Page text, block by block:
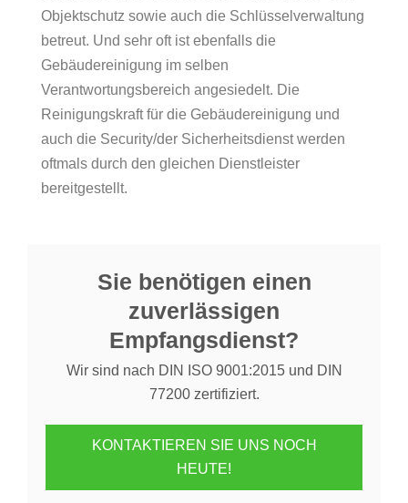
Objektschutz sowie auch die Schlüsselverwaltung
betreut. Und sehr oft ist ebenfalls die
Gebäudereinigung im selben
Verantwortungsbereich angesiedelt. Die
Reinigungskraft für die Gebäudereinigung und
auch die Security/der Sicherheitsdienst werden
oftmals durch den gleichen Dienstleister
bereitgestellt.
Sie benötigen einen
zuverlässigen
Empfangsdienst?
Wir sind nach DIN ISO 9001:2015 und DIN
77200 zertifiziert.
KONTAKTIEREN SIE UNS NOCH
HEUTE!